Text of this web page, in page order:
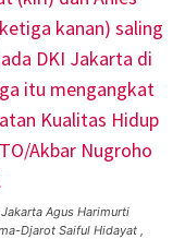
Agus Harimurti
Djarot Saiful Hidayat ,